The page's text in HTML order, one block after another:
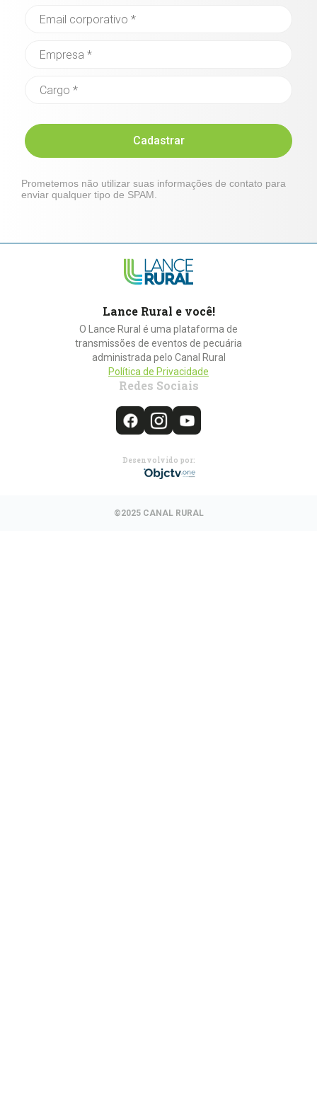
Cadastrar
Prometemos não utilizar suas informações de contato para
enviar qualquer tipo de SPAM.
Lance Rural e você!
O Lance Rural é uma plataforma de
transmissões de eventos de pecuária
administrada pelo Canal Rural
Política de Privacidade
Redes Sociais
Desenvolvido por:
©2025 CANAL RURAL